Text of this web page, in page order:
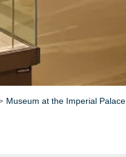
Museum at the Imperial Palace